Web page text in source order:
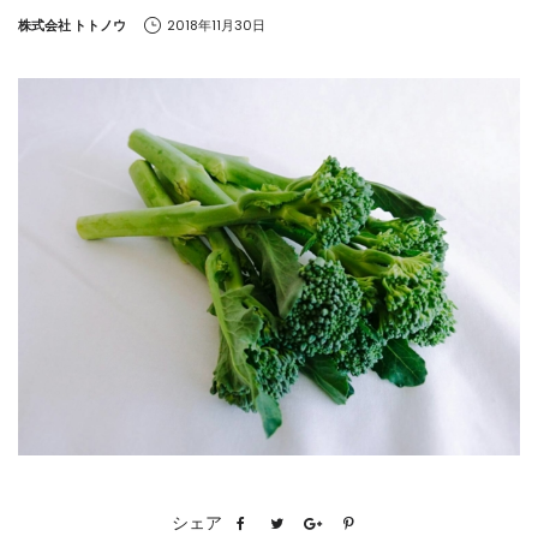
by
株式会社 トトノウ 2018年11月30日
シェア